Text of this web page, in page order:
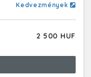
Kedvezmények
2 500 HUF